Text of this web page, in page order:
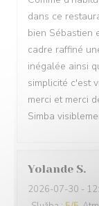
dans ce
bien Sébastien
cadre raffiné
inégalée ainsi
simplicité c'est
merci et merci
Simba
Yolande S
2026-07-30 -